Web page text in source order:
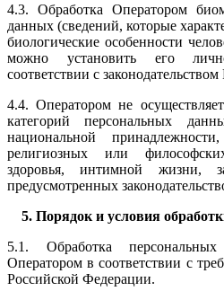
4.3. Обработка Оператором
данных (сведений, которые
биологические особенности
можно установить его
соответствии с
4.4. Оператором не
категорий персональных
национальной
религиозных или
здоровья, интимной жизни,
предусмотренных
5. Порядок и условия
5.1. Обработка
Оператором в соответствии с
Российской Федерации.